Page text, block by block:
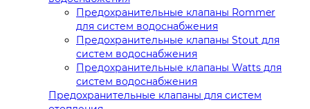
Предохранительные клапаны Rommer
для систем водоснабжения
Предохранительные клапаны Stout для
систем водоснабжения
Предохранительные клапаны Watts для
систем водоснабжения
Предохранительные клапаны для систем